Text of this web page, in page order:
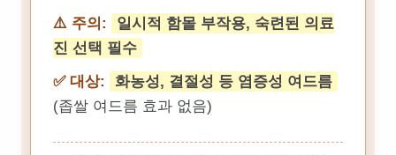
⚠️ 주의:
일시적 함몰 부작용, 숙련된 의료
진 선택 필수
✅ 대상:
화농성, 결절성 등 염증성 여드름
(좁쌀 여드름 효과 없음)